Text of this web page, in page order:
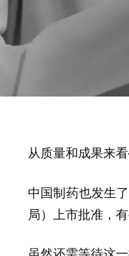
从质量和成果来
中国制药也发生
局）上市批准，